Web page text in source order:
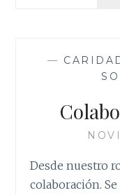
—
Desde nuestro
colaboración.